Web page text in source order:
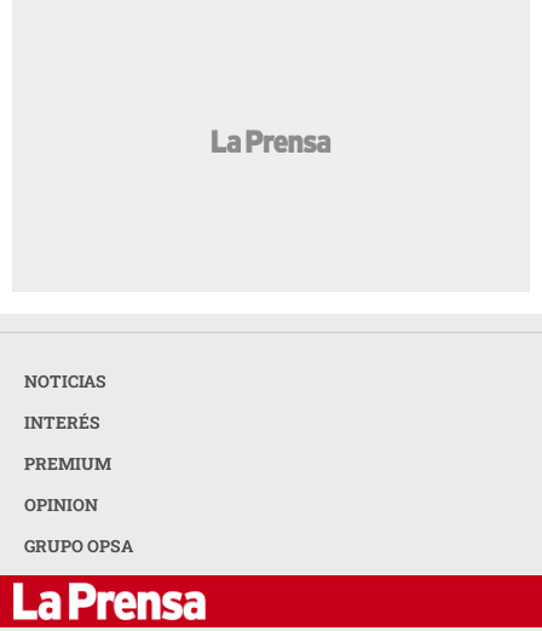
NOTICIAS
INTERÉS
PREMIUM
OPINION
GRUPO OPSA